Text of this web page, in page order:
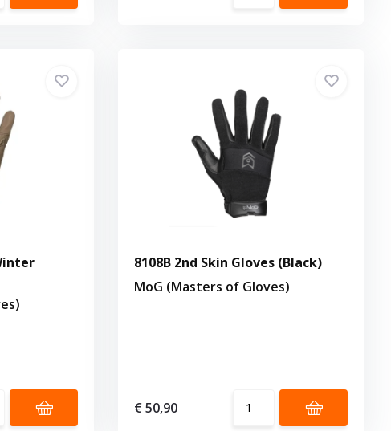
8108B 2nd Skin Gloves (Black)
MoG (Masters of Gloves)
€ 50,90